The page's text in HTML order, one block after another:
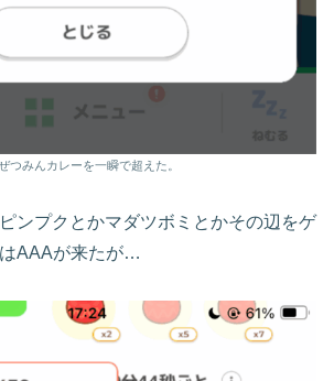
つみんカレーを一瞬で超えた。
ンプクとかマダツボミとかその辺をゲ
AAAが来たが…